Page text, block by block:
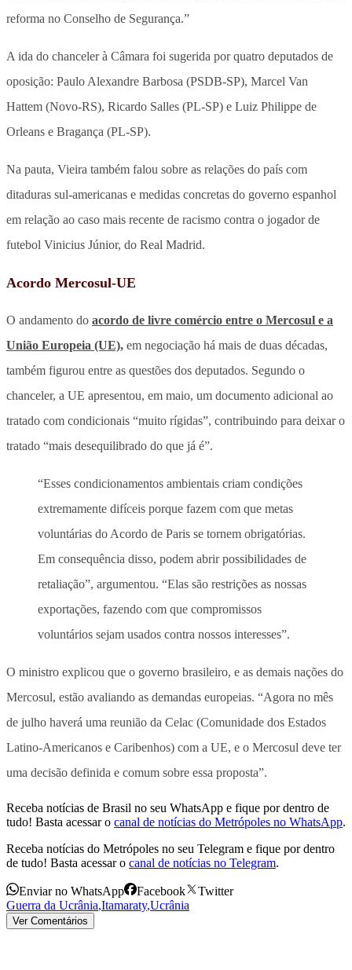
reforma no Conselho de Segurança.”
A ida do chanceler à Câmara foi sugerida por quatro deputados de
oposição: Paulo Alexandre Barbosa (PSDB-SP), Marcel Van
Hattem (Novo-RS), Ricardo Salles (PL-SP) e Luiz Philippe de
Orleans e Bragança (PL-SP).
Na pauta, Vieira também falou sobre as relações do país com
ditaduras sul-americanas e medidas concretas do governo espanhol
em relação ao caso mais recente de racismo contra o jogador de
futebol Vinicius Júnior, do Real Madrid.
Acordo Mercosul-UE
O andamento do acordo de livre comércio entre o Mercosul e a
União Europeia (UE), em negociação há mais de duas décadas,
também figurou entre as questões dos deputados. Segundo o
chanceler, a UE apresentou, em maio, um documento adicional ao
tratado com condicionais “muito rígidas”, contribuindo para deixar o
tratado “mais desequilibrado do que já é”.
“Esses condicionamentos ambientais criam condições
extremamente difíceis porque fazem com que metas
voluntárias do Acordo de Paris se tornem obrigatórias.
Em consequência disso, podem abrir possibilidades de
retaliação”, argumentou. “Elas são restrições as nossas
exportações, fazendo com que compromissos
voluntários sejam usados contra nossos interesses”.
O ministro explicou que o governo brasileiro, e as demais nações do
Mercosul, estão avaliando as demandas europeias. “Agora no mês
de julho haverá uma reunião da Celac (Comunidade dos Estados
Latino-Americanos e Caribenhos) com a UE, e o Mercosul deve ter
uma decisão definida e comum sobre essa proposta”.
Receba notícias de Brasil no seu WhatsApp e fique por dentro de
tudo! Basta acessar o canal de notícias do Metrópoles no WhatsApp.
Receba notícias do Metrópoles no seu Telegram e fique por dentro
de tudo! Basta acessar o canal de notícias no Telegram.
Enviar no WhatsApp Facebook
Twitter
Guerra da Ucrânia,Itamaraty,Ucrânia
Ver Comentários